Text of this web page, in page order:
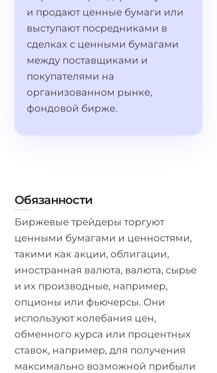
ШТУДИЕНКОЛЛЕГ
Штудиенколлеги
Курсы штудиенколлег
Freshman / Foundation
Подготовка к вузу
Подготовка к штудиенколлег
Земли
Города
ПРОФЕССИИ
Профессии
Специальности
Примеры вакансий
КАРЬЕРНОЕ ОРИЕНТИРОВАНИЕ
Тест Карта Интересов
Второе Высшее
ПОСТУПАЕМ ПОСЛЕ...
Школы 11 классов
Школы 12 классов (NIS)
Бакалавриата
ПОСТУПАЕМ НА...
Медицина
Инженерия
Физика
Менеджмент
Другая специальность
и продают ценные бумаги или
выступают посредниками в
сделках с ценными бумагами
между поставщиками и
покупателями на
организованном рынке,
фондовой бирже.
Обязанности
Биржевые трейдеры торгуют
ценными бумагами и ценностями,
такими как акции, облигации,
иностранная валюта, валюта, сырье
и их производные, например,
опционы или фьючерсы. Они
используют колебания цен,
обменного курса или процентных
ставок, например, для получения
максимально возможной прибыли